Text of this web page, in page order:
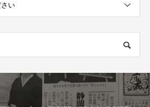
い